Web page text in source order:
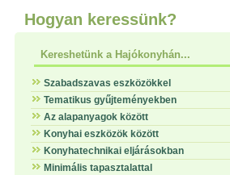
Hogyan keressünk?
Kereshetünk a Hajókonyhán...
Szabadszavas eszközökkel
Tematikus gyűjteményekben
Az alapanyagok között
Konyhai eszközök között
Konyhatechnikai eljárásokban
Minimális tapasztalattal